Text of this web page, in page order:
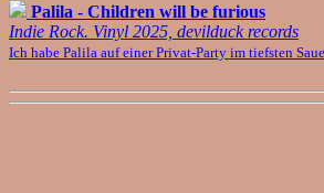
Palila - Children will be furious
Indie Rock. Vinyl 2025, devilduck records
Ich habe Palila auf einer Privat-Party im tiefsten